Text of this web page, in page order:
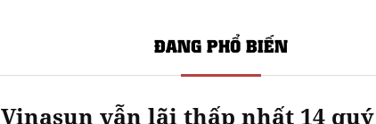
ĐANG PHỔ BIẾN
vẫn lãi thấp nhất 14 quý